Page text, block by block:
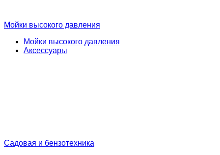
Мойки высокого давления
Мойки высокого давления
Аксессуары
Садовая и бензотехника